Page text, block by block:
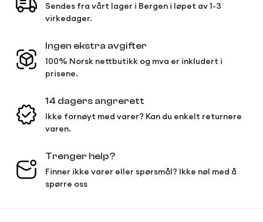
Sendes fra vårt lager i Bergen i løpet av 1-3
virkedager.
Ingen ekstra avgifter
100% Norsk nettbutikk og mva er inkludert i
prisene.
14 dagers angrerett
Ikke fornøyt med varer? Kan du enkelt returnere
varen.
Trenger help?
Finner ikke varer eller spørsmål? Ikke nøl med å
spørre oss